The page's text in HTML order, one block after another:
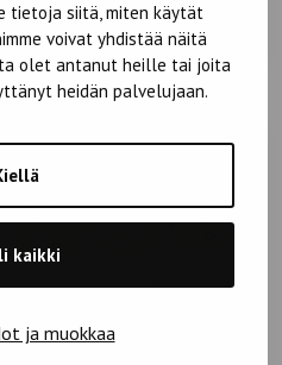
tietoja siitä, miten käytät
voivat yhdistää näitä
olet antanut heille tai joita
heidän palvelujaan.
kaikki
ja muokkaa